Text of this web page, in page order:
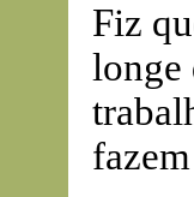
Fiz
longe